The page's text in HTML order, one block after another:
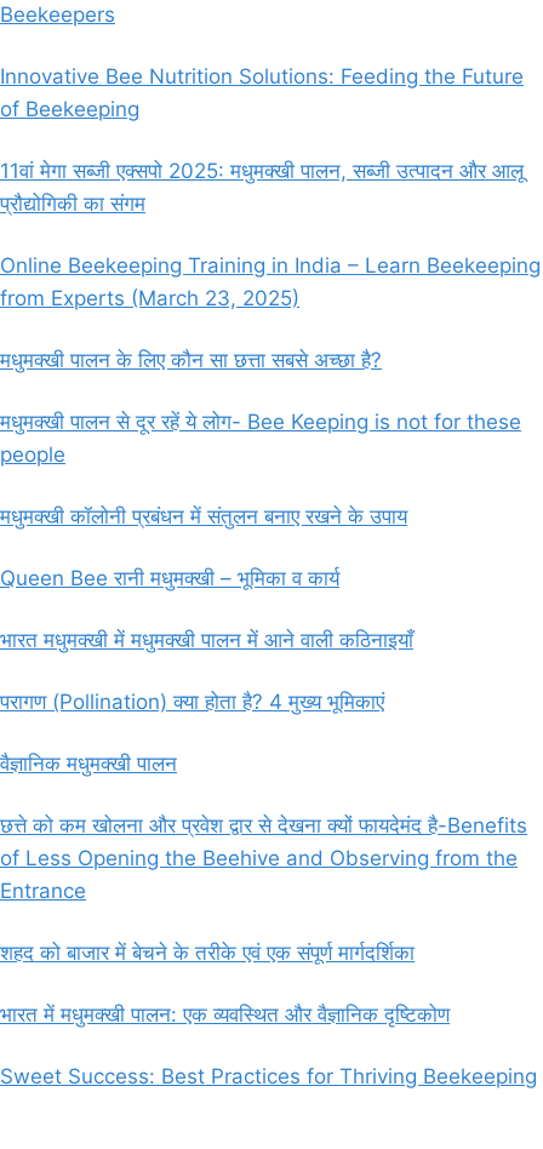
Beekeepers
Innovative Bee Nutrition Solutions: Feeding the Future
of Beekeeping
11वां मेगा सब्जी एक्सपो 2025: मधुमक्खी पालन, सब्जी उत्पादन और आलू
प्रौद्योगिकी का संगम
Online Beekeeping Training in India – Learn Beekeeping
from Experts (March 23, 2025)
मधुमक्खी पालन के लिए कौन सा छत्ता सबसे अच्छा है?
मधुमक्खी पालन से दूर रहें ये लोग- Bee Keeping is not for these
people
मधुमक्खी कॉलोनी प्रबंधन में संतुलन बनाए रखने के उपाय
Queen Bee रानी मधुमक्खी – भूमिका व कार्य
भारत मधुमक्खी में मधुमक्खी पालन में आने वाली कठिनाइयाँ
परागण (Pollination) क्या होता है? 4 मुख्य भूमिकाएं
वैज्ञानिक मधुमक्खी पालन
छत्ते को कम खोलना और प्रवेश द्वार से देखना क्यों फायदेमंद है-Benefits
of Less Opening the Beehive and Observing from the
Entrance
शहद को बाजार में बेचने के तरीके एवं एक संपूर्ण मार्गदर्शिका
भारत में मधुमक्खी पालन: एक व्यवस्थित और वैज्ञानिक दृष्टिकोण
Sweet Success: Best Practices for Thriving Beekeeping